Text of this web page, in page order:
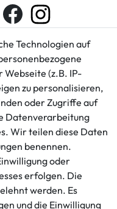
widerrufen
Technologien auf
Webseite (z.B. IP-
zu personalisieren,
oder Zugriffe auf
Datenverarbeitung
Wir teilen diese Daten
benennen.
oder
erfolgen. Die
werden. Es
und die Einwilligung